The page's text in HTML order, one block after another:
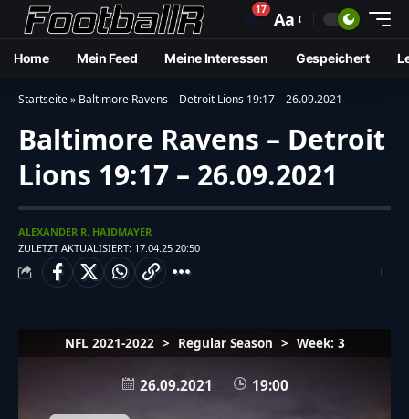
🔔17 Aa
Home Mein Feed Meine Interessen Gespeichert
Startseite» Baltimore Ravens – Detroit Lions 19:17 – 26.09.2021
Baltimore Ravens – Detroit
Lions 19:17 – 26.09.2021
ZULETZT AKTUALISIERT: 17.04.25 20:50
ALEXANDER R. HAIDMAYER
NFL 2021-2022 > Regular Season > Week: 3
26.09.2021 19:00